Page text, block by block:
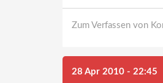
Zum Verfassen von
28 Apr 2010 - 22:45